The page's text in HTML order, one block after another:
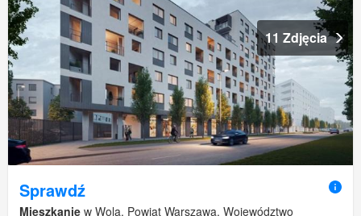
11 Zdjęcia
Sprawdź
Mieszkanie w Wola, Powiat Warszawa, Województwo